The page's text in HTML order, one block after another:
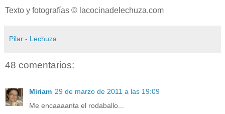
Texto y fotografías © lacocinadelechuza.com
Pilar - Lechuza
48 comentarios:
Miriam 29 de marzo de 2011 a las 19:09
Me encaaaanta el rodaballo...